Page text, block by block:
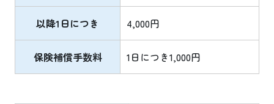
以降1日につき 4,000円
保険補償手数料 1日につき1,000円